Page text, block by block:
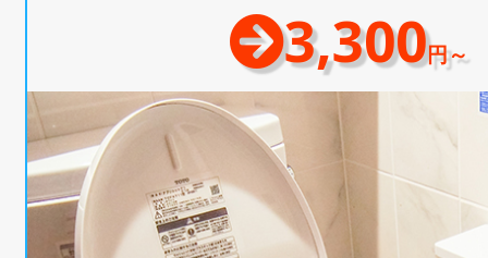
3,300円～